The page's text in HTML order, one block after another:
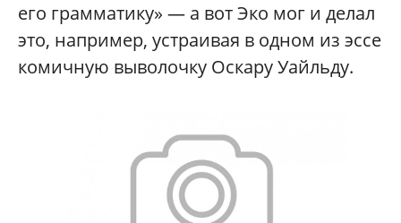
его грамматику» — а вот Эко мог и делал
это, например, устраивая в одном из эссе
комичную выволочку Оскару Уайльду.